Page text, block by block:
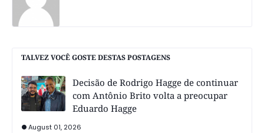
TALVEZ VOCÊ GOSTE DESTAS POSTAGENS
Decisão de Rodrigo Hagge de continuar
com Antônio Brito volta a preocupar
Eduardo Hagge
August 01, 2026